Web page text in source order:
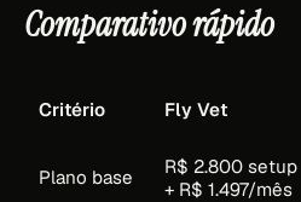
Comparativo rápido
Critério Fly Vet
Plano base
R$ 2.800 setup
+ R$ 1.497/mês